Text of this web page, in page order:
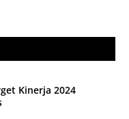
Kinerja 2024